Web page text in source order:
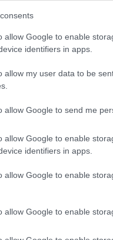
allow Google to enable
identifiers in apps.
allow my user data to be
allow Google to send me
allow Google to enable
identifiers in apps.
allow Google to enable
allow Google to enable
μας με τον Αντώνη
Η νέα
τα προϊόντα της
10:52 ΠΜ - ΕΝΗΜΕΡΏΘΗΚΕ ΣΤΙΣ 18
έλαβαν χώρα τα
...
«Το
τις εξαγωγές»